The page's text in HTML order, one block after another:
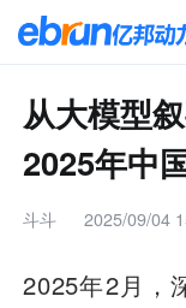
从大模型
2025年中
斗斗 2025/09/04
2025年2月，